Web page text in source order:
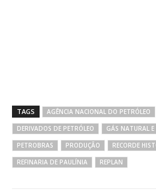
TAGS AGÊNCIA NACIONAL DO PETRÓLEO
DERIVADOS DE PETRÓLEO
GÁS NATURAL
PETROBRAS
PRODUÇÃO
RECORDE
REFINARIA DE PAULÍNIA
REPLAN